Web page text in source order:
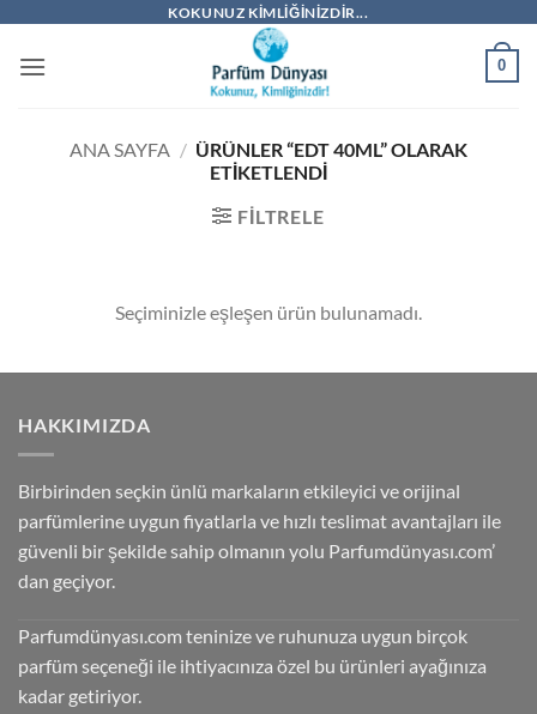
KOKUNUZ KIMLIĞINIZDIR...
0
ANA SAYFA / ÜRÜNLER “EDT 40ML” OLARAK
ETIKETLENDI
FILTRELE
Seçiminizle eşleşen ürün bulunamadı.
HAKKIMIZDA
Birbirinden seçkin ünlü markaların etkileyici ve orijinal
parfümlerine uygun fiyatlarla ve hızlı teslimat avantajları ile
güvenli bir şekilde sahip olmanın yolu Parfumdünyası.com’
dan geçiyor.
Parfumdünyası.com teninize ve ruhunuza uygun birçok
parfüm seçeneği ile ihtiyacınıza özel bu ürünleri ayağınıza
kadar getiriyor.